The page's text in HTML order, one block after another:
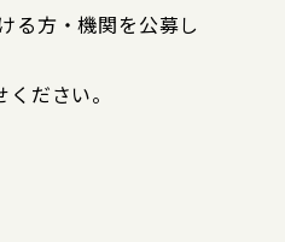
る方・機関を公募し
ださい。